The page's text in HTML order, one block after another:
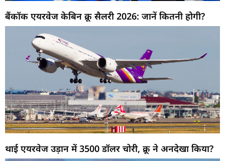
बैंकॉक एयरवेज केबिन क्रू सैलरी 2026: जानें कितनी होगी?
थाई एयरवेज उड़ान में 3500 डॉलर चोरी, क्रू ने अनदेखा किया?